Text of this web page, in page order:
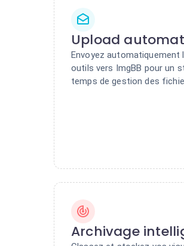
Upload
Envoyez automatiquement
outils vers ImgBB pour un
temps de gestion des
Archivage